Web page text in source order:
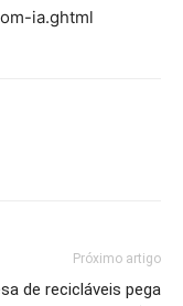
ia.ghtml
Próximo artigo
de recicláveis pega